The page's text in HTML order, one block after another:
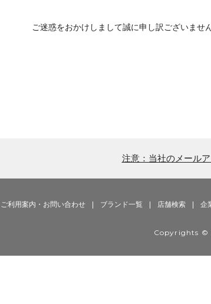
ご迷惑をおかけしまして誠に申し訳ございませ
注意：当社のメール
ご利用案内・お問い合わせ ブランド一覧 店舗検索 企
Copyrights ©